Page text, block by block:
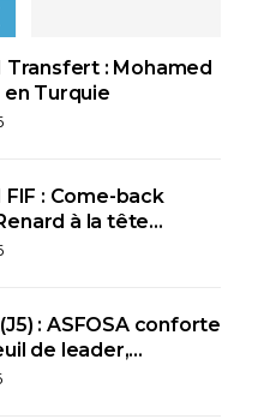
Transfert : Mohamed
en Turquie
FIF : Come-back
à la tête…
: ASFOSA conforte
de leader,…